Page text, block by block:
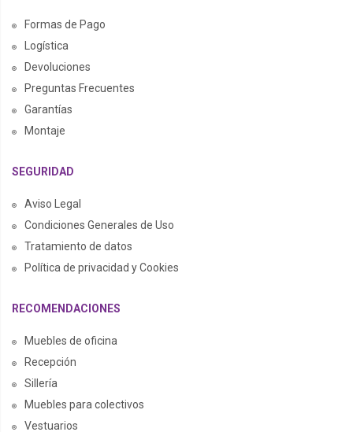
Formas de Pago
Logística
Devoluciones
Preguntas Frecuentes
Garantías
Montaje
SEGURIDAD
Aviso Legal
Condiciones Generales de Uso
Tratamiento de datos
Política de privacidad y Cookies
RECOMENDACIONES
Muebles de oficina
Recepción
Sillería
Muebles para colectivos
Vestuarios